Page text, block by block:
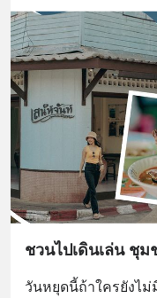
ชวนไปเดินเล่น ชุ
วันหยุดนี้ถ้าใครยังไ